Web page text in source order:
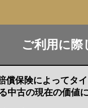
ご利用に際
償保険によってタ
の現在の価値に